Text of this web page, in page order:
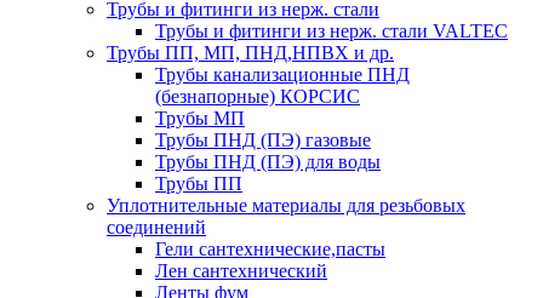
Трубы и фитинги из нерж. стали
Трубы и фитинги из нерж. стали VALTEC
Трубы ПП, МП, ПНД,НПВХ и др.
Трубы канализационные ПНД
(безнапорные) КОРСИС
Трубы МП
Трубы ПНД (ПЭ) газовые
Трубы ПНД (ПЭ) для воды
Трубы ПП
Уплотнительные материалы для резьбовых
соединений
Гели сантехнические,пасты
Лен сантехнический
Ленты фум